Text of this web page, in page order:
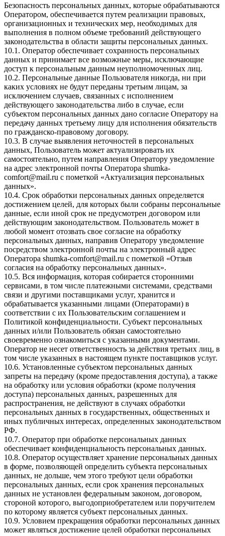
Безопасность персональных данных, которые обрабатываются
Оператором, обеспечивается путем реализации правовых,
организационных и технических мер, необходимых для
выполнения в полном объеме требований действующего
законодательства в области защиты персональных данных.
10.1. Оператор обеспечивает сохранность персональных
данных и принимает все возможные меры, исключающие
доступ к персональным данным неуполномоченных лиц.
10.2. Персональные данные Пользователя никогда, ни при
каких условиях не будут переданы третьим лицам, за
исключением случаев, связанных с исполнением
действующего законодательства либо в случае, если
субъектом персональных данных дано согласие Оператору на
передачу данных третьему лицу для исполнения обязательств
по гражданско-правовому договору.
10.3. В случае выявления неточностей в персональных
данных, Пользователь может актуализировать их
самостоятельно, путем направления Оператору уведомление
на адрес электронной почты Оператора shumka-
comfort@mail.ru с пометкой «Актуализация персональных
данных».
10.4. Срок обработки персональных данных определяется
достижением целей, для которых были собраны персональные
данные, если иной срок не предусмотрен договором или
действующим законодательством. Пользователь может в
любой момент отозвать свое согласие на обработку
персональных данных, направив Оператору уведомление
посредством электронной почты на электронный адрес
Оператора shumka-comfort@mail.ru с пометкой «Отзыв
согласия на обработку персональных данных».
10.5. Вся информация, которая собирается сторонними
сервисами, в том числе платежными системами, средствами
связи и другими поставщиками услуг, хранится и
обрабатывается указанными лицами (Операторами) в
соответствии с их Пользовательским соглашением и
Политикой конфиденциальности. Субъект персональных
данных и/или Пользователь обязан самостоятельно
своевременно ознакомиться с указанными документами.
Оператор не несет ответственность за действия третьих лиц, в
том числе указанных в настоящем пункте поставщиков услуг.
10.6. Установленные субъектом персональных данных
запреты на передачу (кроме предоставления доступа), а также
на обработку или условия обработки (кроме получения
доступа) персональных данных, разрешенных для
распространения, не действуют в случаях обработки
персональных данных в государственных, общественных и
иных публичных интересах, определенных законодательством
РФ.
10.7. Оператор при обработке персональных данных
обеспечивает конфиденциальность персональных данных.
10.8. Оператор осуществляет хранение персональных данных
в форме, позволяющей определить субъекта персональных
данных, не дольше, чем этого требуют цели обработки
персональных данных, если срок хранения персональных
данных не установлен федеральным законом, договором,
стороной которого, выгодоприобретателем или поручителем
по которому является субъект персональных данных.
10.9. Условием прекращения обработки персональных данных
может являться достижение целей обработки персональных